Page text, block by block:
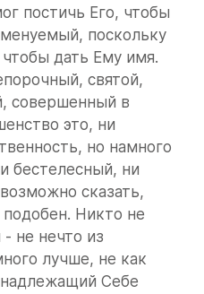
постичь Его, чтобы
поскольку
дать Ему имя.
святой,
совершенный в
это, ни
но намного
бестелесный, ни
сказать,
Никто не
не нечто из
лучше, не как
Себе